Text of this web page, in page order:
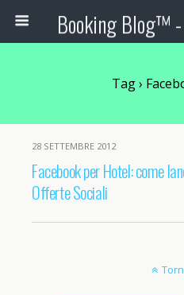
Tag ›
28 SETTEMBRE 2012
Facebook per Hotel: come
Offerte Sociali